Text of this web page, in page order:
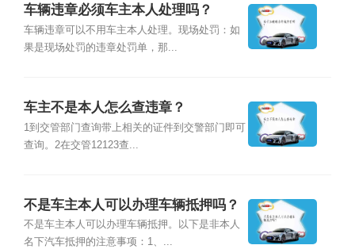
车辆违章必须车主本人处理吗？
车辆违章可以不用车主本人处理。现场处罚：如
果是现场处罚的违章处罚单，那...
车主不是本人怎么查违章？
1到交管部门查询带上相关的证件到交警部门即可
查询。2在交管12123查...
不是车主本人可以办理车辆抵押吗？
不是车主本人可以办理车辆抵押。以下是非本人
名下汽车抵押的注意事项：1、...